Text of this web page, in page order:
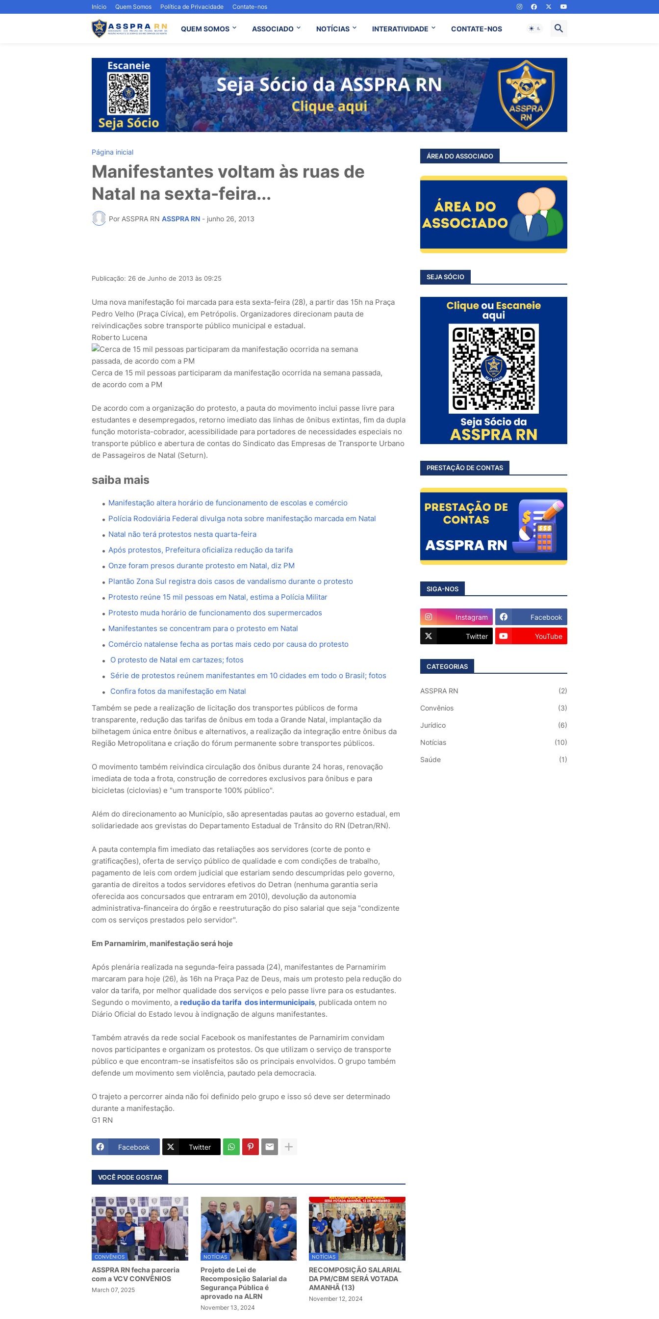
Início Quem Somos Política de Privacidade Contate-nos
QUEM SOMOS ASSOCIADO NOTÍCIAS INTERATIVIDADE CONTATE-NOS
Página inicial
Manifestantes voltam às ruas de
Natal na sexta-feira...
Por ASSPRA RN ASSPRA RN - junho 26, 2013
Publicação: 26 de Junho de 2013 às 09:25
Uma nova manifestação foi marcada para esta sexta-feira (28), a partir das 15h na Praça
Pedro Velho (Praça Cívica), em Petrópolis. Organizadores direcionam pauta de
reivindicações sobre transporte público municipal e estadual.
Roberto Lucena
Cerca de 15 mil pessoas participaram da manifestação ocorrida na semana passada,
de acordo com a PM
De acordo com a organização do protesto, a pauta do movimento inclui passe livre para
estudantes e desempregados, retorno imediato das linhas de ônibus extintas, fim da dupla
função motorista-cobrador, acessibilidade para portadores de necessidades especiais no
transporte público e abertura de contas do Sindicato das Empresas de Transporte Urbano
de Passageiros de Natal (Seturn).
saiba mais
Manifestação altera horário de funcionamento de escolas e comércio
Polícia Rodoviária Federal divulga nota sobre manifestação marcada em Natal
Natal não terá protestos nesta quarta-feira
Após protestos, Prefeitura oficializa redução da tarifa
Onze foram presos durante protesto em Natal, diz PM
Plantão Zona Sul registra dois casos de vandalismo durante o protesto
Protesto reúne 15 mil pessoas em Natal, estima a Polícia Militar
Protesto muda horário de funcionamento dos supermercados
Manifestantes se concentram para o protesto em Natal
Comércio natalense fecha as portas mais cedo por causa do protesto
O protesto de Natal em cartazes; fotos
Série de protestos reúnem manifestantes em 10 cidades em todo o Brasil; fotos
Confira fotos da manifestação em Natal
Também se pede a realização de licitação dos transportes públicos de forma
transparente, redução das tarifas de ônibus em toda a Grande Natal, implantação da
bilhetagem única entre ônibus e alternativos, a realização da integração entre ônibus da
Região Metropolitana e criação do fórum permanente sobre transportes públicos.
O movimento também reivindica circulação dos ônibus durante 24 horas, renovação
imediata de toda a frota, construção de corredores exclusivos para ônibus e para
bicicletas (ciclovias) e "um transporte 100% público".
Além do direcionamento ao Município, são apresentadas pautas ao governo estadual, em
solidariedade aos grevistas do Departamento Estadual de Trânsito do RN (Detran/RN).
A pauta contempla fim imediato das retaliações aos servidores (corte de ponto e
gratificações), oferta de serviço público de qualidade e com condições de trabalho,
pagamento de leis com ordem judicial que estariam sendo descumpridas pelo governo,
garantia de direitos a todos servidores efetivos do Detran (nenhuma garantia seria
oferecida aos concursados que entraram em 2010), devolução da autonomia
administrativa-financeira do órgão e reestruturação do piso salarial que seja "condizente
com os serviços prestados pelo servidor".
Em Parnamirim, manifestação será hoje
Após plenária realizada na segunda-feira passada (24), manifestantes de Parnamirim
marcaram para hoje (26), às 16h na Praça Paz de Deus, mais um protesto pela redução do
valor da tarifa, por melhor qualidade dos serviços e pelo passe livre para os estudantes.
Segundo o movimento, a redução da tarifa dos intermunicipais, publicada ontem no
Diário Oficial do Estado levou à indignação de alguns manifestantes.
Também através da rede social Facebook os manifestantes de Parnamirim convidam
novos participantes e organizam os protestos. Os que utilizam o serviço de transporte
público e que encontram-se insatisfeitos são os principais envolvidos. O grupo também
defende um movimento sem violência, pautado pela democracia.
O trajeto a percorrer ainda não foi definido pelo grupo e isso só deve ser determinado
durante a manifestação.
G1 RN
Facebook Twitter
VOCÊ PODE GOSTAR
CONVÊNIOS
ASSPRA RN fecha parceria
com a VCV CONVÊNIOS
March 07, 2025
NOTÍCIAS
Projeto de Lei de
Recomposição Salarial da
Segurança Pública é
aprovado na ALRN
November 13, 2024
NOTÍCIAS
RECOMPOSIÇÃO SALARIAL
DA PM/CBM SERÁ VOTADA
AMANHÃ (13)
November 12, 2024
ÁREA DO ASSOCIADO
SEJA SÓCIO
PRESTAÇÃO DE CONTAS
SIGA-NOS
Instagram Facebook
Twitter YouTube
CATEGORIAS
ASSPRA RN (2)
Convênios (3)
Jurídico (6)
Notícias (10)
Saúde (1)